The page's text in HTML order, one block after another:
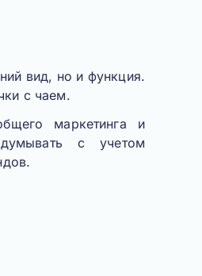
вид, но и функция.
с чаем.
маркетинга и
с учетом